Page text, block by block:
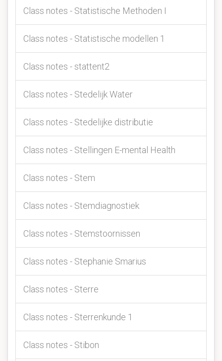
Class notes - Statistische Methoden I
Class notes - Statistische modellen 1
Class notes - stattent2
Class notes - Stedelijk Water
Class notes - Stedelijke distributie
Class notes - Stellingen E-mental Health
Class notes - Stem
Class notes - Stemdiagnostiek
Class notes - Stemstoornissen
Class notes - Stephanie Smarius
Class notes - Sterre
Class notes - Sterrenkunde 1
Class notes - Stibon